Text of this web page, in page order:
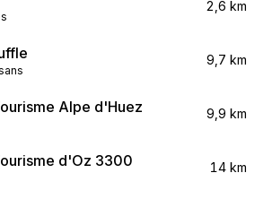
2,6 km
9,7 km
Alpe d'Huez 9,9 km
d'Oz 3300 14 km